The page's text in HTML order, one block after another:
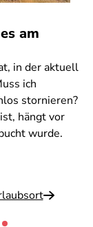
am
in der aktuell
ich
stornieren?
hängt vor
wurde.